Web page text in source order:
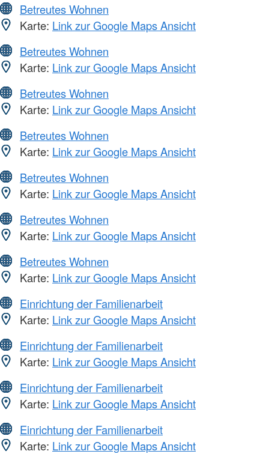
Betreutes Wohnen
Karte: Link zur Google Maps Ansicht
Betreutes Wohnen
Karte: Link zur Google Maps Ansicht
Betreutes Wohnen
Karte: Link zur Google Maps Ansicht
Betreutes Wohnen
Karte: Link zur Google Maps Ansicht
Betreutes Wohnen
Karte: Link zur Google Maps Ansicht
Betreutes Wohnen
Karte: Link zur Google Maps Ansicht
Betreutes Wohnen
Karte: Link zur Google Maps Ansicht
Einrichtung der Familienarbeit
Karte: Link zur Google Maps Ansicht
Einrichtung der Familienarbeit
Karte: Link zur Google Maps Ansicht
Einrichtung der Familienarbeit
Karte: Link zur Google Maps Ansicht
Einrichtung der Familienarbeit
Karte: Link zur Google Maps Ansicht